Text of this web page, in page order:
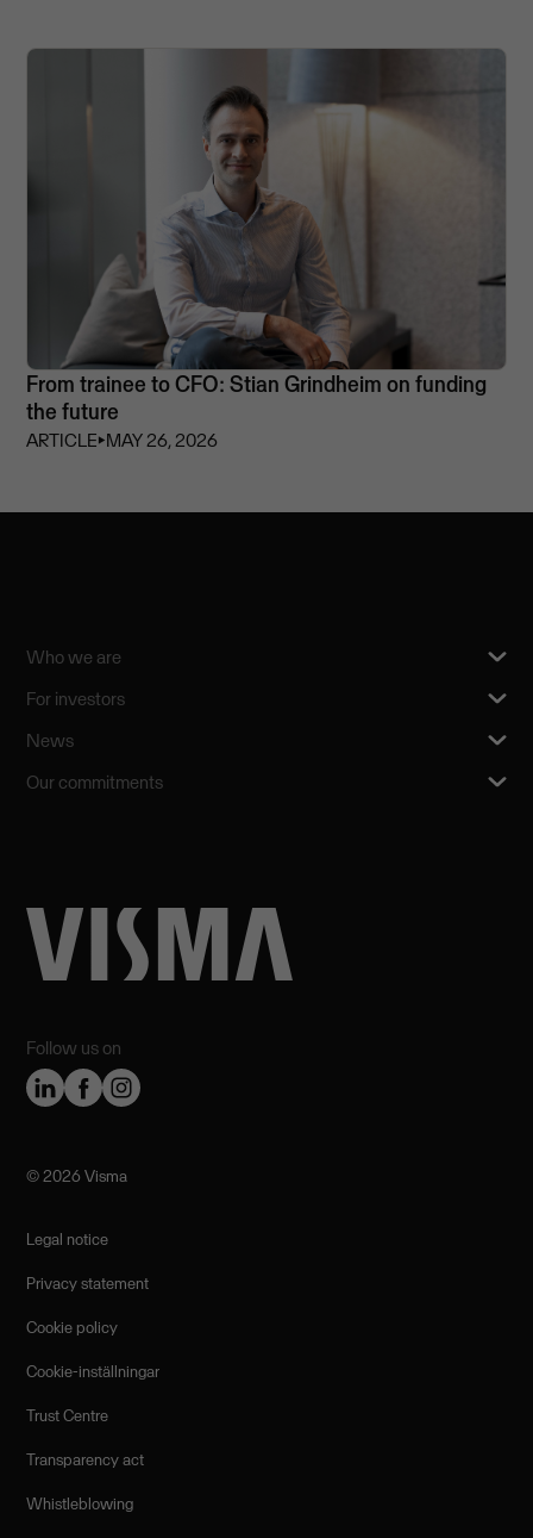
From trainee to CFO: Stian Grindheim on funding
the future
ARTICLE⏵MAY 26, 2026
Follow us on
Who we are
For investors
News
Our commitments
©️ 2026 Visma
Legal notice
Privacy statement
Cookie policy
Cookie-inställningar
Trust Centre
Transparency act
Whistleblowing